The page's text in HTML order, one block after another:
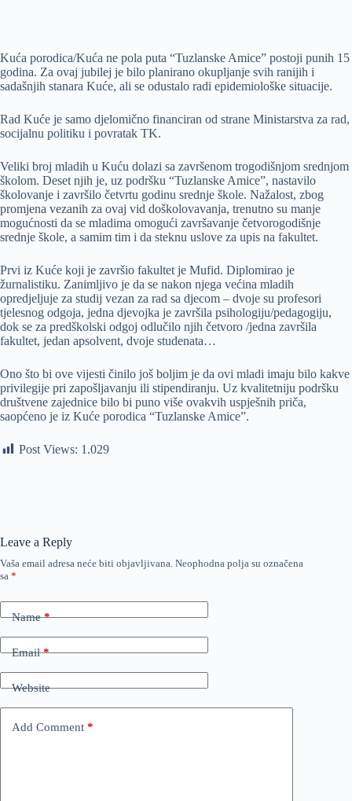
Kuća porodica/Kuća ne pola puta “Tuzlanske Amice” postoji punih 15
godina. Za ovaj jubilej je bilo planirano okupljanje svih ranijih i
sadašnjih stanara Kuće, ali se odustalo radi epidemiološke situacije.
Rad Kuće je samo djelomično financiran od strane Ministarstva za rad,
socijalnu politiku i povratak TK.
Veliki broj mladih u Kuću dolazi sa završenom trogodišnjom srednjom
školom. Deset njih je, uz podršku “Tuzlanske Amice”, nastavilo
školovanje i završilo četvrtu godinu srednje škole. Nažalost, zbog
promjena vezanih za ovaj vid doškolovavanja, trenutno su manje
mogućnosti da se mladima omogući završavanje četvorogodišnje
srednje škole, a samim tim i da steknu uslove za upis na fakultet.
Prvi iz Kuće koji je završio fakultet je Mufid. Diplomirao je
žurnalistiku. Zanimljivo je da se nakon njega većina mladih
opredjeljuje za studij vezan za rad sa djecom – dvoje su profesori
tjelesnog odgoja, jedna djevojka je završila psihologiju/pedagogiju,
dok se za predškolski odgoj odlučilo njih četvoro /jedna završila
fakultet, jedan apsolvent, dvoje studenata…
Ono što bi ove vijesti činilo još boljim je da ovi mladi imaju bilo kakve
privilegije pri zapošljavanju ili stipendiranju. Uz kvalitetniju podršku
društvene zajednice bilo bi puno više ovakvih uspješnih priča,
saopćeno je iz Kuće porodica “Tuzlanske Amice”.
Post Views: 1.029
Leave a Reply
Vaša email adresa neće biti objavljivana. Neophodna polja su označena
sa *
Name*
Email*
Website
Add Comment *